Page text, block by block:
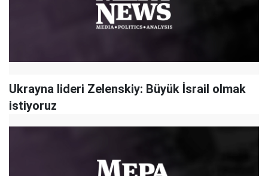
Ukrayna lideri Zelenskiy: Büyük İsrail olmak
istiyoruz